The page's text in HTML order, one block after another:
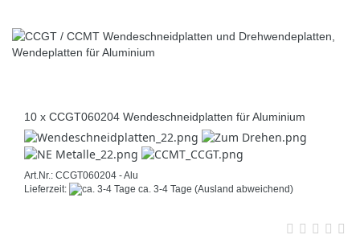
10 x CCGT060204 Wendeschneidplatten für Aluminium
Art.Nr.: CCGT060204 - Alu
Lieferzeit:
ca. 3-4 Tage (Ausland abweichend)